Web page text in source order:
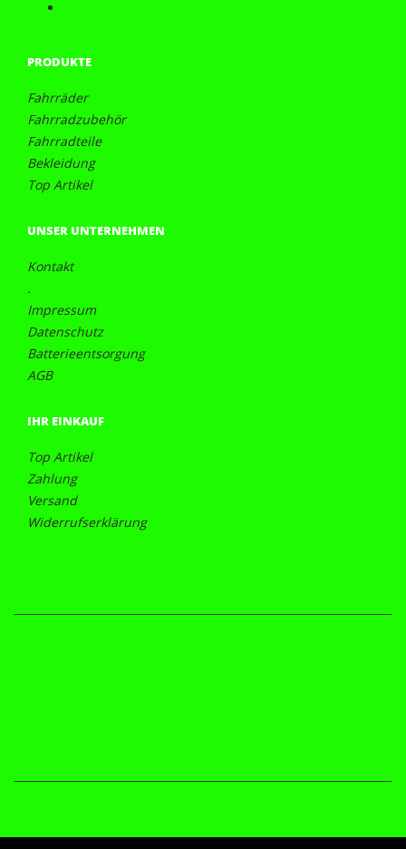
PRODUKTE
Fahrräder
Fahrradzubehör
Fahrradteile
Bekleidung
Top Artikel
UNSER UNTERNEHMEN
Kontakt
.
Impressum
Datenschutz
Batterieentsorgung
AGB
IHR EINKAUF
Top Artikel
Zahlung
Versand
Widerrufserklärung